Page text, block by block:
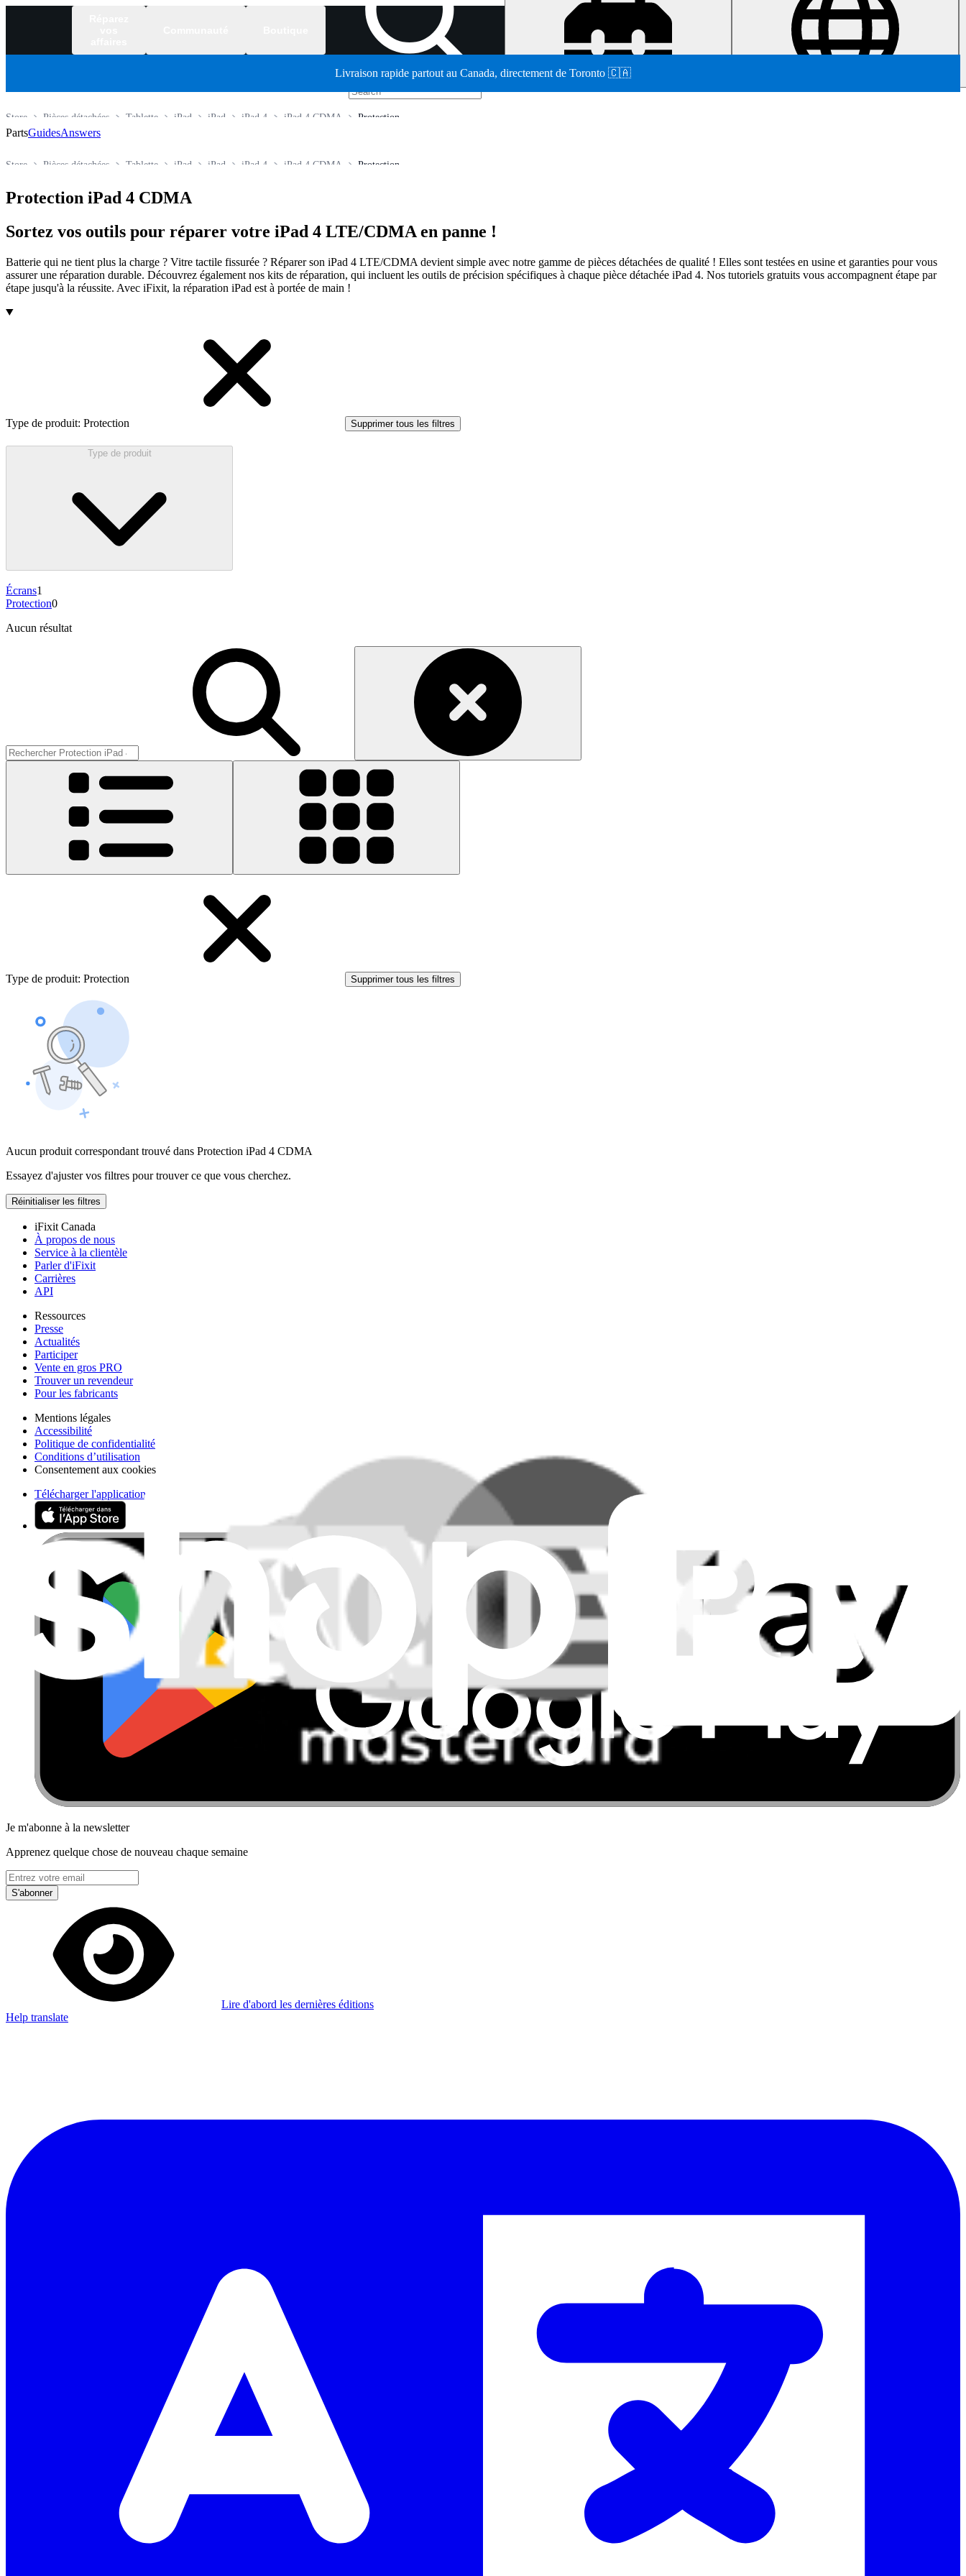
Livraison rapide partout au Canada, directement de Toronto 🇨🇦
Protection
iPad 4 CDMA
iPad 4
iPad
iPad
Tablette
Pièces détachées
Store
PartsGuidesAnswers
Protection
iPad 4 CDMA
iPad 4
iPad
iPad
Tablette
Pièces détachées
Store
Protection iPad 4 CDMA
Sortez vos outils pour réparer votre iPad 4 LTE/CDMA en panne !
Batterie qui ne tient plus la charge ? Vitre tactile fissurée ? Réparer son iPad 4 LTE/CDMA devient simple avec notre gamme de pièces détachées de qualité ! Elles sont testées en usine et garanties pour vous
assurer une réparation durable. Découvrez également nos kits de réparation, qui incluent les outils de précision spécifiques à chaque pièce détachée iPad 4. Nos tutoriels gratuits vous accompagnent étape par
étape jusqu'à la réussite. Avec iFixit, la réparation iPad est à portée de main !
Products
Type de produit: Protection Supprimer tous les filtres
Type de produit
Écrans1
Protection0
Aucun résultat
Type de produit: Protection Supprimer tous les filtres
Aucun produit correspondant trouvé dans Protection iPad 4 CDMA
Essayez d'ajuster vos filtres pour trouver ce que vous cherchez.
Réinitialiser les filtres
iFixit Canada
À propos de nous
Service à la clientèle
Parler d'iFixit
Carrières
API
Ressources
Presse
Actualités
Participer
Vente en gros PRO
Trouver un revendeur
Pour les fabricants
Mentions légales
Accessibilité
Politique de confidentialité
Conditions d’utilisation
Consentement aux cookies
Télécharger l'application
Je m'abonne à la newsletter
Apprenez quelque chose de nouveau chaque semaine
S'abonner
Lire d'abord les dernières éditions
Help translate